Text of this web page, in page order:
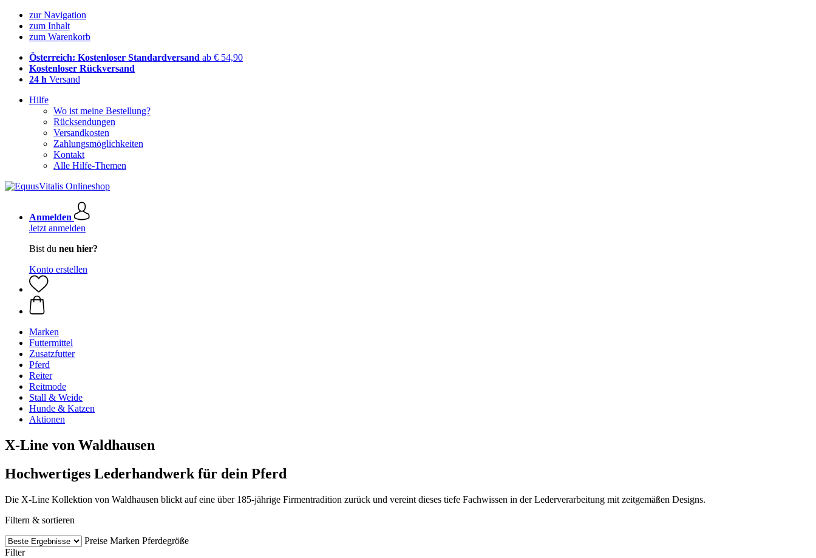
zur Navigation
zum Inhalt
zum Warenkorb
Österreich: Kostenloser Standardversand ab € 54,90
Kostenloser Rückversand
24 h Versand
Hilfe
Wo ist meine Bestellung?
Rücksendungen
Versandkosten
Zahlungsmöglichkeiten
Kontakt
Alle Hilfe-Themen
Anmelden
Jetzt anmelden
Bist du neu hier?
Konto erstellen
Marken
Futtermittel
Zusatzfutter
Pferd
Reiter
Reitmode
Stall & Weide
Hunde & Katzen
Aktionen
X-Line von Waldhausen
Hochwertiges Lederhandwerk für dein Pferd
Die X-Line Kollektion von Waldhausen blickt auf eine über 185-jährige Firmentradition zurück und vereint dieses tiefe Fachwissen in der Lederverarbeitung mit zeitgemäßen Designs.
Filtern & sortieren
Preise Marken Pferdegröße
Filter